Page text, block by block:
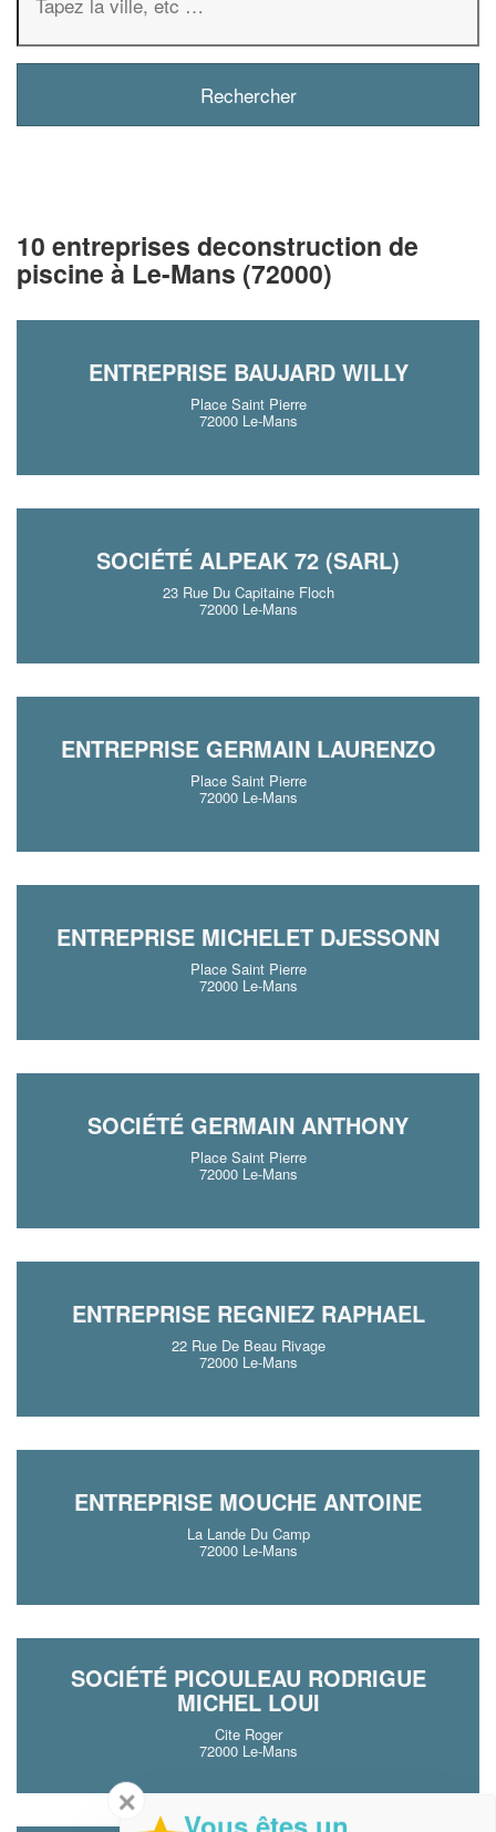
10 entreprises deconstruction de
piscine à Le-Mans (72000)
ENTREPRISE BAUJARD WILLY
Place Saint Pierre
72000 Le-Mans
SOCIÉTÉ ALPEAK 72 (SARL)
23 Rue Du Capitaine Floch
72000 Le-Mans
ENTREPRISE GERMAIN LAURENZO
Place Saint Pierre
72000 Le-Mans
ENTREPRISE MICHELET DJESSONN
Place Saint Pierre
72000 Le-Mans
SOCIÉTÉ GERMAIN ANTHONY
Place Saint Pierre
72000 Le-Mans
ENTREPRISE REGNIEZ RAPHAEL
22 Rue De Beau Rivage
72000 Le-Mans
ENTREPRISE MOUCHE ANTOINE
La Lande Du Camp
72000 Le-Mans
SOCIÉTÉ PICOULEAU RODRIGUE
MICHEL LOUI
Cite Roger
72000 Le-Mans
✕